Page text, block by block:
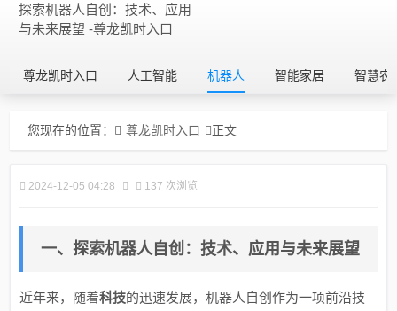
探索机器人自创：技术、应用
与未来展望 -尊龙凯时入口
尊龙凯时入口 人工智能 机器人 智能家居 智慧农
您现在的位置： 尊龙凯时入口 正文
2024-12-05 04:28 137 次浏览
一、探索机器人自创：技术、应用与未来展望
近年来，随着科技的迅速发展，机器人自创作为一项前沿技